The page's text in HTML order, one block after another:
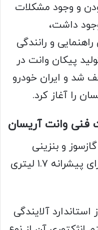
نبودن و وجود مشکلات
داشت،
و رانندگی
پیکان وانت در
نیز متوقف شد و ایران خودرو
را آغاز کرد.
وانت آریسان
و بنزینی
تولید می‌شود. این پیکاپ دارای پیشرانه ۱.۷ لیتری
آلایندگی